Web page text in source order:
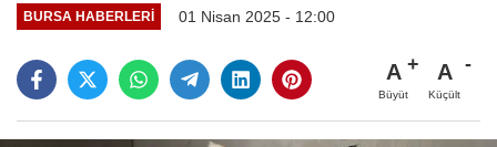
BURSA HABERLERI 01 Nisan 2025 - 12:00
A
Büyüt
A
Küçült